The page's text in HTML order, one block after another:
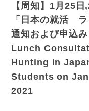
【周知】1月25
「日本の就活
通知および申込
Lunch
Hunting in
Students on
2021